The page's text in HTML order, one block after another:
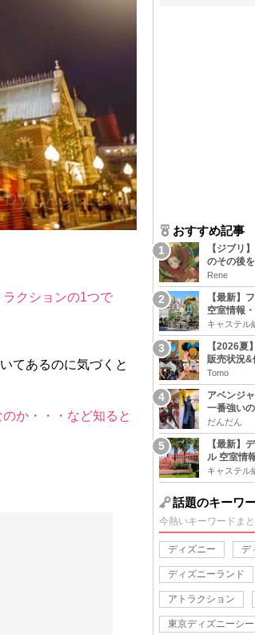
クションの1つで
てあるのに気づくと
か・・・など知ると
おすすめ記事
【ジブリ
のその後
な住処は
Rene
【最新】
空室情報
キャステル
【2026夏
販売状況&
をチェック
Tomo
アベンジ
一番強い
だんだん
【最新】
ル 空室情
キャステル
話題のキーワ
今熱いキーワードま
ディズニー デ
ディズニーランド
アトラクション
東京ディズニーシー